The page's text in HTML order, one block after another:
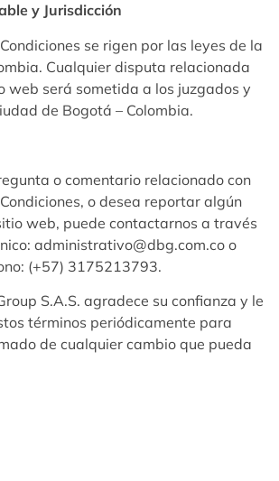
y Jurisdicción
se rigen por las leyes de la
Cualquier disputa relacionada
web será sometida a los juzgados y
de Bogotá – Colombia.
o comentario relacionado con
o desea reportar algún
web, puede contactarnos a través
administrativo@dbg.com.co o
(+57) 3175213793.
S.A.S. agradece su confianza y le
términos periódicamente para
de cualquier cambio que pueda